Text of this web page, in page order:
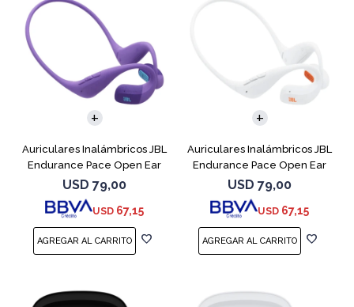
Auriculares Inalámbricos JBL
Endurance Pace Open Ear
Purpura
USD 79,00
USD 67,15
Auriculares Inalámbricos JBL
Endurance Pace Open Ear
Blanco
USD 79,00
USD 67,15